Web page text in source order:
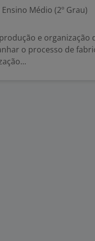
Ensino Médio (2º Grau)
e organização
o processo de